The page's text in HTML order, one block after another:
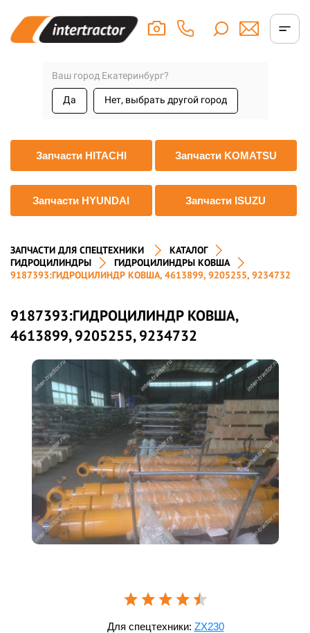
Ваш город Екатеринбург?
Да Нет, выбрать другой город
Запчасти HITACHI Запчасти KOMATSU
Запчасти HYUNDAI Запчасти ISUZU
ЗАПЧАСТИ ДЛЯ СПЕЦТЕХНИКИ
КАТАЛОГ
ГИДРОЦИЛИНДРЫ
ГИДРОЦИЛИНДРЫ КОВША
9187393:ГИДРОЦИЛИНДР КОВША, 4613899, 9205255, 9234732
9187393:ГИДРОЦИЛИНДР КОВША,
4613899, 9205255, 9234732
Для спецтехники: ZX230